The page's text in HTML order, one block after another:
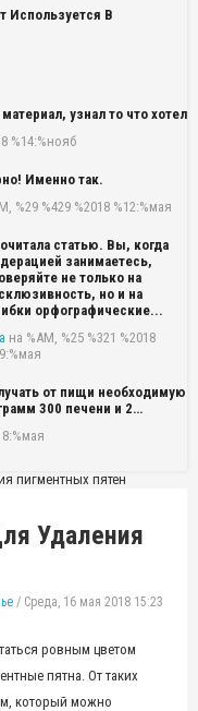
Используется В
узнал то что хотел
%14:%нояб
Именно так.
%29 %429 %2018 %12:%мая
статью. Вы, когда
занимаетесь,
не только на
но и на
орфографические...
на %AM, %25 %321 %2018
от пищи необходимую
300 печени и 2…
Удаления
/ Среда, 16 мая 2018 15:23
ровным цветом
пятна. От таких
который можно